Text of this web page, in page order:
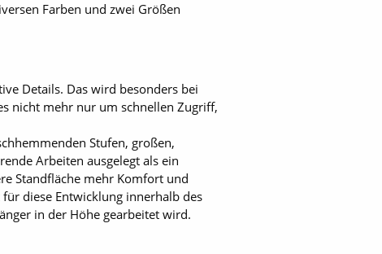
Farben und zwei Größen
Details. Das wird besonders bei
nicht mehr nur um schnellen Zugriff,
Stufen, großen,
Arbeiten ausgelegt als ein
Standfläche mehr Komfort und
diese Entwicklung innerhalb des
in der Höhe gearbeitet wird.